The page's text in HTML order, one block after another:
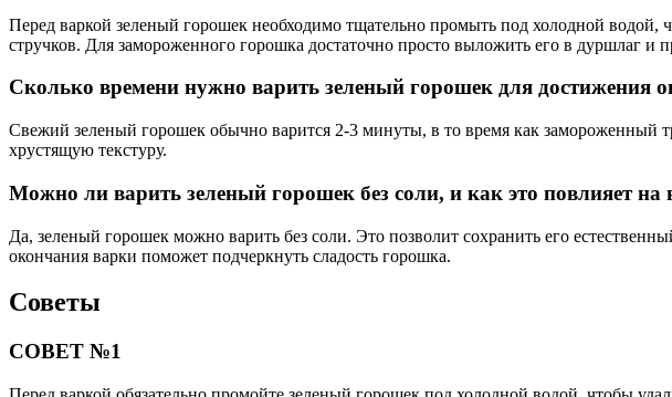
Перед варкой зеленый горошек необходимо тщательно промыть под холодной водой,
стручков. Для замороженного горошка достаточно просто выложить его в дуршлаг и
Сколько времени нужно варить зеленый горошек для достижения
Свежий зеленый горошек обычно варится 2-3 минуты, в то время как замороженный
хрустящую текстуру.
Можно ли варить зеленый горошек без соли, и как это повлияет на
Да, зеленый горошек можно варить без соли. Это позволит сохранить его
окончания варки поможет подчеркнуть сладость горошка.
Советы
СОВЕТ №1